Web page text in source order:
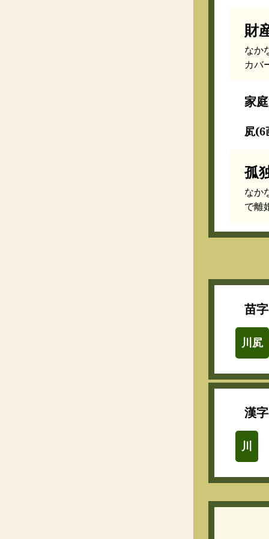
なか
カバ
家
㞍(6
孤
なか
で離
苗
川㞍
漢
川